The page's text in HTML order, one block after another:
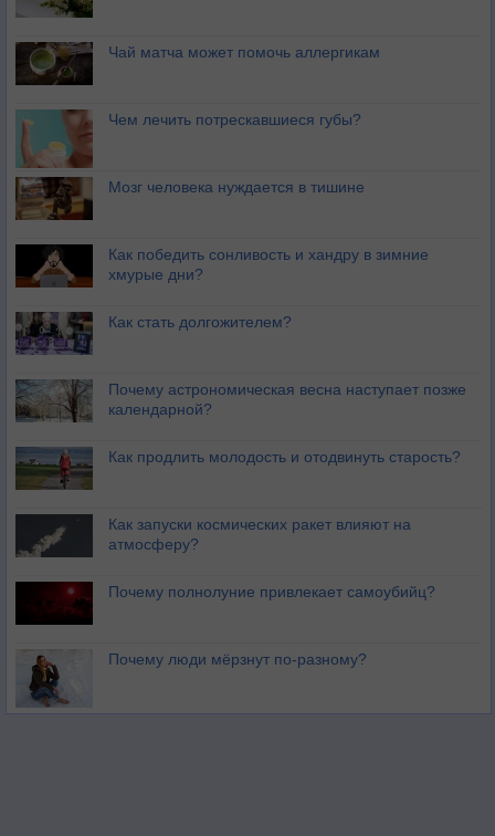
Чай матча может помочь аллергикам
Чем лечить потрескавшиеся губы?
Мозг человека нуждается в тишине
Как победить сонливость и хандру в зимние
хмурые дни?
Как стать долгожителем?
Почему астрономическая весна наступает позже
календарной?
Как продлить молодость и отодвинуть старость?
Как запуски космических ракет влияют на
атмосферу?
Почему полнолуние привлекает самоубийц?
Почему люди мёрзнут по-разному?